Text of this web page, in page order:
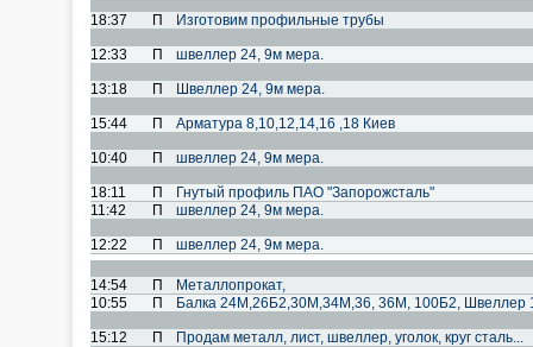
18:37 П Изготовим профильные трубы
12:33 П швеллер 24, 9м мера.
13:18 П Швеллер 24, 9м мера.
15:44 П Арматура 8,10,12,14,16 ,18 Киев
10:40 П швеллер 24, 9м мера.
18:11 П
Гнутый профиль ПАО "Запорожсталь"
11:42
П швеллер 24, 9м мера.
12:22 П швеллер 24, 9м мера.
14:54 П
Металлопрокат,
10:55
П Балка 24М,26Б2,30М,34М,36, 36М, 100Б2, Швеллер
15:12 П Продам металл, лист, швеллер, уголок, круг сталь...